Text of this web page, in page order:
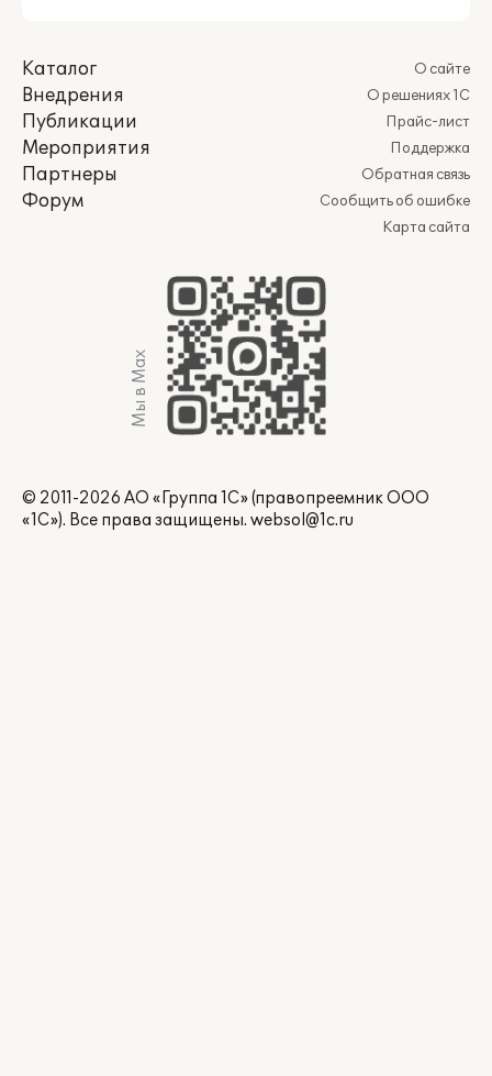
Каталог
Внедрения
Публикации
Мероприятия
Партнеры
Форум
О сайте
О решениях 1С
Прайс-лист
Поддержка
Обратная связь
Сообщить об ошибке
Карта сайта
Мы в Max
© 2011-2026 АО «Группа 1С» (правопреемник ООО
«1С»). Все права защищены. websol@1c.ru